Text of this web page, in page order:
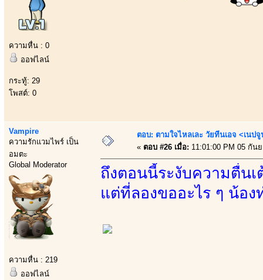
ความหื่น : 0
ออฟไลน์
กระทู้: 29
โพสต์: 0
Vampire
ความรักแวมไพร์ เป็น
อมตะ
Global Moderator
ความหื่น : 219
ออฟไลน์
ตอบ: ตามใจไหลเละ วัยทีนเอจ <เนป
« ตอบ #26 เมื่อ: 11:01:00 PM 05 กัน
ถึงตอนนี้ระงับความตื่น
แต่ที่ลองขออะไร ๆ น้อ